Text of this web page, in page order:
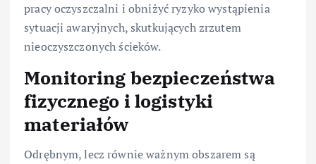
pracy oczyszczalni i obniżyć ryzyko wystąpienia
sytuacji awaryjnych, skutkujących zrzutem
nieoczyszczonych ścieków.
Monitoring bezpieczeństwa
fizycznego i logistyki
materiałów
Odrębnym, lecz równie ważnym obszarem są